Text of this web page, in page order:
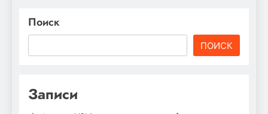
Поиск
ПОИСК
Записи